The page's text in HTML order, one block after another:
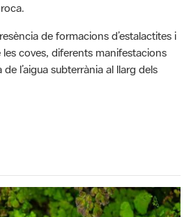
de formacions d’estalactites i
les coves, diferents manifestacions
l’aigua subterrània al llarg dels